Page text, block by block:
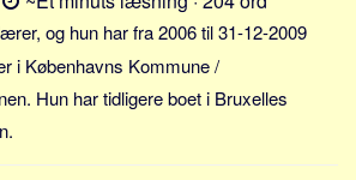
og hun har fra 2006 til 31-12-2009
i Københavns Kommune /
Hun har tidligere boet i Bruxelles